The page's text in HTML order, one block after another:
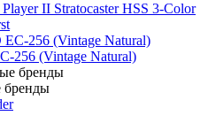
Player II Stratocaster HSS 3-Color
256 (Vintage Natural)
бренды